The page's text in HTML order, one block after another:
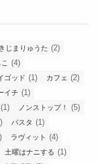
きじまりゅうた (2)
(4)
ゴッド (1) カフェ (2)
イチ (1)
(1) ノンストップ！ (5)
パスタ (1)
ラヴィット (4)
土曜はナニする (1)